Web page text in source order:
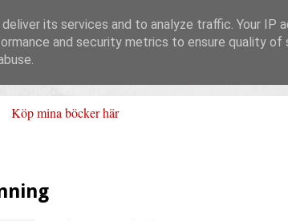
Köp mina böcker här
its services and to analyze traffic. Your IP
and security metrics to ensure quality of